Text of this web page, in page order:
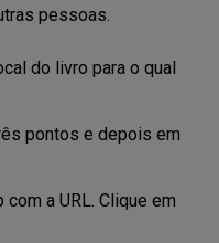
pessoas.
do livro para o qual
pontos e depois em
a URL. Clique em